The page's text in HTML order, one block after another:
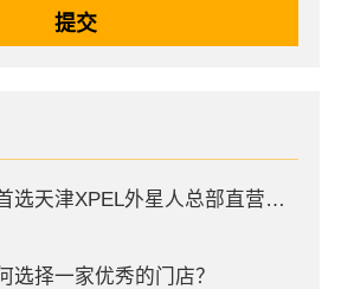
天津汽车贴膜，首选天津XPEL外星人总部直营店，高口碑店
选择一家优秀的门店？